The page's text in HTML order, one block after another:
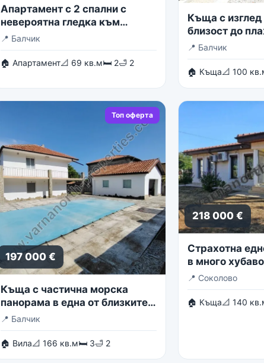
Апартамент с 2 спални с
невероятна гледка към
безкрайното море
📍 Балчик
🏠 Апартамент📐 69 кв.м🛏 2🛁 2
Къща с
близост до
📍 Балчик
🏠 Къща📐 100
Топ оферта
197 000 €
Къща с частична морска
панорама в една от близките
вилни зони в гр. Балчик
📍 Балчик
🏠 Вила📐 166 кв.м🛏 3🛁 2
218 000 €
Страхотна
в много
село
📍 Соколово
🏠 Къща📐 140